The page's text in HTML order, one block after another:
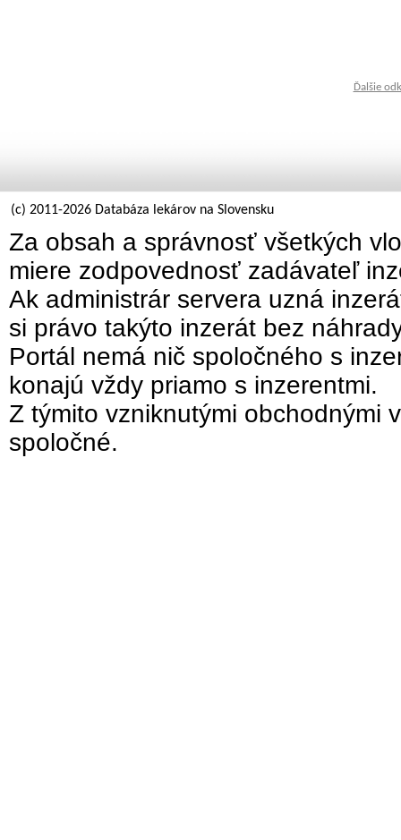
Ďalšie
(c) 2011-2026 Databáza lekárov na Slovensku
Za obsah a správnosť všetkých
miere zodpovednosť zadávateľ
Ak administrár servera uzná
si právo takýto inzerát bez
Portál nemá nič spoločného s
konajú vždy priamo s inzerentmi.
Z týmito vzniknutými obchodnými
spoločné.